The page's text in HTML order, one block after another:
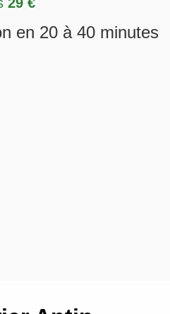
29 €
en 20 à 40 minutes